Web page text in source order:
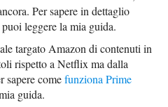
Per sapere in dettaglio
puoi leggere la mia guida.
targato Amazon di contenuti in
rispetto a Netflix ma dalla
sapere comefunziona Prime
guida.